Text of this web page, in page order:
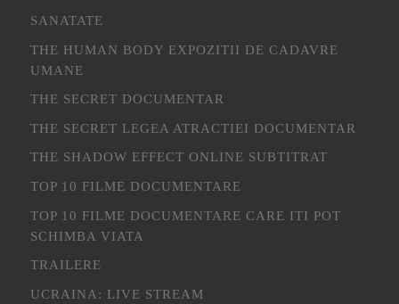
SANATATE
THE HUMAN BODY EXPOZITII DE CADAVRE
UMANE
THE SECRET DOCUMENTAR
THE SECRET LEGEA ATRACTIEI DOCUMENTAR
THE SHADOW EFFECT ONLINE SUBTITRAT
TOP 10 FILME DOCUMENTARE
TOP 10 FILME DOCUMENTARE CARE ITI POT
SCHIMBA VIATA
TRAILERE
UCRAINA: LIVE STREAM